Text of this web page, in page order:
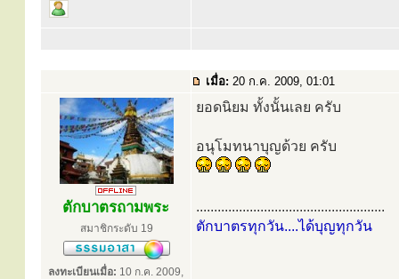
เมื่อ: 20 ก.ค. 2009, 01:01
ตักบาตรถามพระ
สมาชิกระดับ 19
ลงทะเบียนเมื่อ: 10 ก.ค. 2009,
ยอดนิยม ทั้งนั้นเลย ครับ
อนุโมทนาบุญด้วย ครับ
.....................................................
ตักบาตรทุกวัน....ได้บุญทุกวัน